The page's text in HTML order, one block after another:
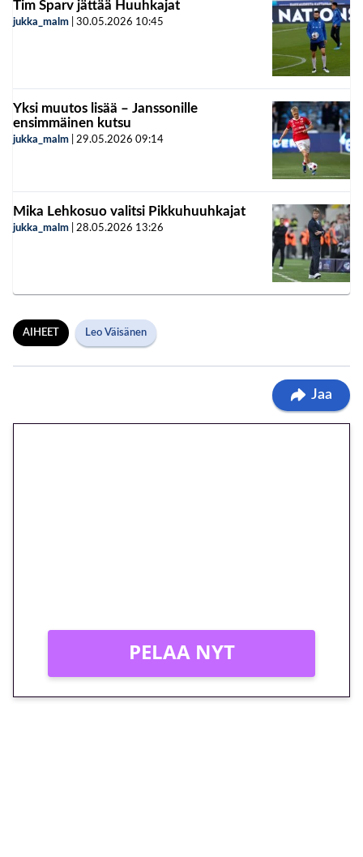
Tim Sparv jättää Huuhkajat
jukka_malm 30.05.2026 10:45
Yksi muutos lisää – Janssonille
ensimmäinen kutsu
jukka_malm 29.05.2026 09:14
Mika Lehkosuo valitsi Pikkuhuuhkajat
jukka_malm 28.05.2026 13:26
AIHEET Leo Väisänen
Jaa
PELAA NYT